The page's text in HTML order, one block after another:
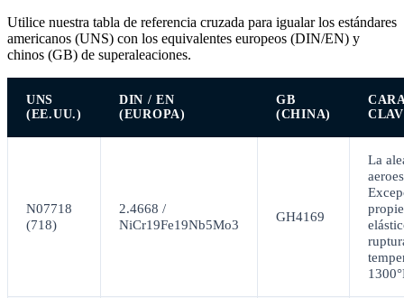
Utilice nuestra tabla de referencia cruzada para igualar los estándares
americanos (UNS) con los equivalentes europeos (DIN/EN) y
chinos (GB) de superaleaciones.
UNS
(EE.UU.)
DIN / EN
(EUROPA)
GB
(CHINA)
N07718
(718)
2.4668 /
NiCr19Fe19Nb5Mo3
GH4169
La